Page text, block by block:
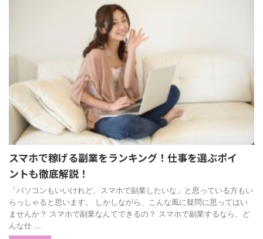
スマホで稼げる副業をランキング！仕事を選ぶポイ
ントも徹底解説！
「パソコンもいいけれど、スマホで副業したいな」と思っている方もい
らっしゃると思います。 しかしながら、こんな風に疑問に思ってはい
ませんか？ スマホで副業なんてできるの？ スマホで副業するなら、ど
んな仕 ...